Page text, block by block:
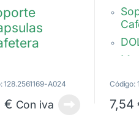
plus
128.2561169-A024
€ Con iva
e
MS-
Código:
7,54